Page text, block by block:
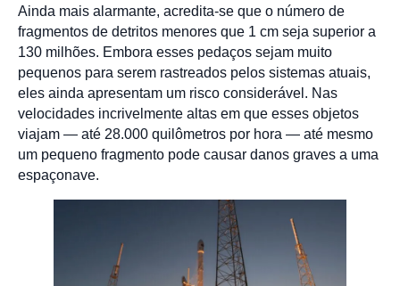
Ainda mais alarmante, acredita-se que o número de
fragmentos de detritos menores que 1 cm seja superior a
130 milhões. Embora esses pedaços sejam muito
pequenos para serem rastreados pelos sistemas atuais,
eles ainda apresentam um risco considerável. Nas
velocidades incrivelmente altas em que esses objetos
viajam — até 28.000 quilômetros por hora — até mesmo
um pequeno fragmento pode causar danos graves a uma
espaçonave.